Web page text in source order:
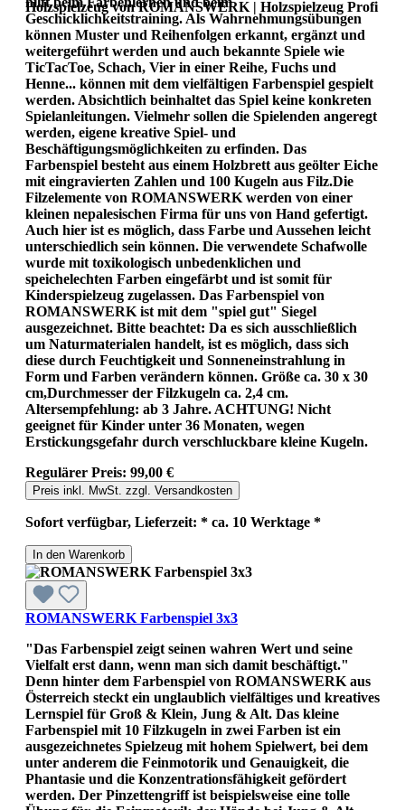
Holzspielzeug von ROMANSWERK | Holzspielzeug Profi
Geschicklichkeitstraining. Als Wahrnehmungsübungen
können Muster und Reihenfolgen erkannt, ergänzt und
weitergeführt werden und auch bekannte Spiele wie
TicTacToe, Schach, Vier in einer Reihe, Fuchs und
Henne... können mit dem vielfältigen Farbenspiel gespielt
werden. Absichtlich beinhaltet das Spiel keine konkreten
Spielanleitungen. Vielmehr sollen die Spielenden angeregt
werden, eigene kreative Spiel- und
Beschäftigungsmöglichkeiten zu erfinden. Das
Farbenspiel besteht aus einem Holzbrett aus geölter Eiche
mit eingravierten Zahlen und 100 Kugeln aus Filz.Die
Filzelemente von ROMANSWERK werden von einer
kleinen nepalesischen Firma für uns von Hand gefertigt.
Auch hier ist es möglich, dass Farbe und Aussehen leicht
unterschiedlich sein können. Die verwendete Schafwolle
wurde mit toxikologisch unbedenklichen und
speichelechten Farben eingefärbt und ist somit für
Kinderspielzeug zugelassen. Das Farbenspiel von
ROMANSWERK ist mit dem "spiel gut" Siegel
ausgezeichnet. Bitte beachtet: Da es sich ausschließlich
um Naturmaterialen handelt, ist es möglich, dass sich
diese durch Feuchtigkeit und Sonneneinstrahlung in
Form und Farben verändern können. Größe ca. 30 x 30
cm,Durchmesser der Filzkugeln ca. 2,4 cm.
Altersempfehlung: ab 3 Jahre. ACHTUNG! Nicht
geeignet für Kinder unter 36 Monaten, wegen
Erstickungsgefahr durch verschluckbare kleine Kugeln.
Regulärer Preis: 99,00 €
Preis inkl. MwSt. zzgl. Versandkosten
Sofort verfügbar, Lieferzeit: * ca. 10 Werktage *
In den Warenkorb
ROMANSWERK Farbenspiel 3x3
"Das Farbenspiel zeigt seinen wahren Wert und seine
Vielfalt erst dann, wenn man sich damit beschäftigt."
Denn hinter dem Farbenspiel von ROMANSWERK aus
Österreich steckt ein unglaublich vielfältiges und kreatives
Lernspiel für Groß & Klein, Jung & Alt. Das kleine
Farbenspiel mit 10 Filzkugeln in zwei Farben ist ein
ausgezeichnetes Spielzeug mit hohem Spielwert, bei dem
unter anderem die Feinmotorik und Genauigkeit, die
Phantasie und die Konzentrationsfähigkeit gefördert
werden. Der Pinzettengriff ist beispielsweise eine tolle